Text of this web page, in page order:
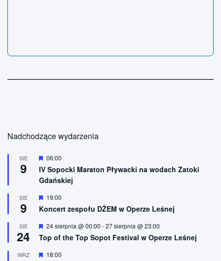
Nadchodzące wydarzenia
SIE
9
W
y
r
ó
n
o
e
06:00
IV Sopocki Maraton Pływacki na wodach Zatoki
Gdańskiej
SIE
9
W
r
ż
n
o
19:00
Koncert zespołu DŻEM w Operze Leśnej
SIE
24
W
r
ż
24 sierpnia @ 00:00 -27 sierpnia @ 23:00
Top of the Top Sopot Festival w Operze Leśnej
WRZ
W
18:00